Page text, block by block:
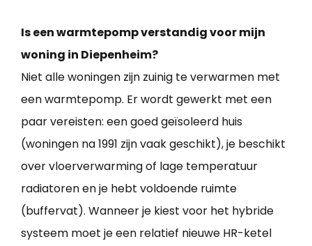
Is een warmtepomp verstandig voor mijn
woning in Diepenheim?
Niet alle woningen zijn zuinig te verwarmen met
een warmtepomp. Er wordt gewerkt met een
paar vereisten: een goed geïsoleerd huis
(woningen na 1991 zijn vaak geschikt), je beschikt
over vloerverwarming of lage temperatuur
radiatoren en je hebt voldoende ruimte
(buffervat). Wanneer je kiest voor het hybride
systeem moet je een relatief nieuwe HR-ketel